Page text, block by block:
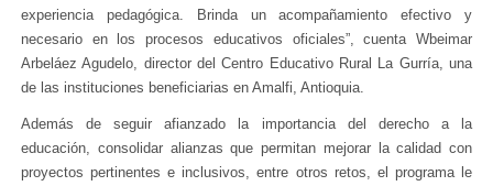
experiencia pedagógica. Brinda un acompañamiento efectivo y
necesario en los procesos educativos oficiales”, cuenta Wbeimar
Arbeláez Agudelo, director del Centro Educativo Rural La Gurría, una
de las instituciones beneficiarias en Amalfi, Antioquia.
Además de seguir afianzado la importancia del derecho a la
educación, consolidar alianzas que permitan mejorar la calidad con
proyectos pertinentes e inclusivos, entre otros retos, el programa le